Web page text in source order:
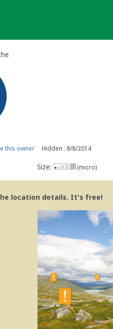
this owner Hidden : 8/8/2014
Size: (micro)
location details. It's free!